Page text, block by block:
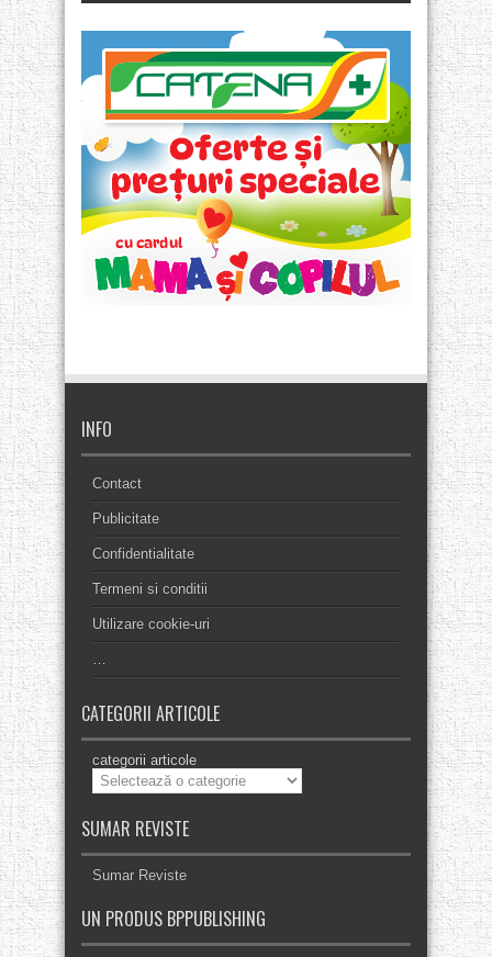
INFO
Contact
Publicitate
Confidentialitate
Termeni si conditii
Utilizare cookie-uri
…
CATEGORII ARTICOLE
categorii articole
SUMAR REVISTE
Sumar Reviste
UN PRODUS BPPUBLISHING